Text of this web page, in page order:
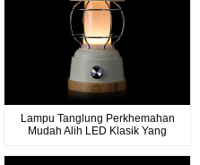
Lampu Tanglung Perkhemahan
Mudah Alih LED Klasik Yang